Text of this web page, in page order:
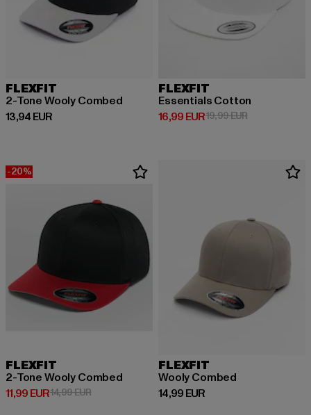
FLEXFIT
2-Tone Wooly Combed
13,94 EUR
Derzeitiger Preis: 13,94 EUR
FLEXFIT
Essentials Cotton
16,99 EUR
Derzeitiger Preis: 16,99 EUR
19,99 EURAktionspreis:
-20%
FLEXFIT
2-Tone Wooly Combed
11,99 EUR
Derzeitiger Preis: 11,99 EUR
14,99 EURAktionspreis: 14,99 EUR
FLEXFIT
Wooly Combed
14,99 EUR
Derzeitiger Preis: 14,99 EUR